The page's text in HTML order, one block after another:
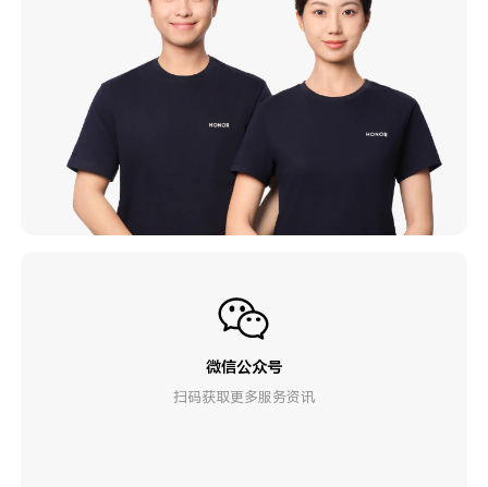
微信公众号
扫码获取更多服务资讯